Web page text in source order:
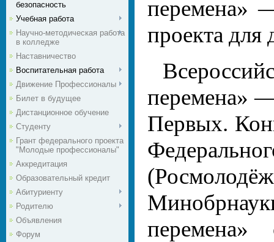
безопасность
Учебная работа
Научно-методическая работа
в колледже
Наставничество
Воспитательная работа
Движение Профессионалы
Билет в будущее
Дистанционное обучение
Студенту
Грант федерального проекта
"Молодые профессионалы"
Аккредитация
Образовательный кредит
Абитуриенту
Родителю
Объявления
Форум
перемена»
проекта для
перемена»
Первых.
перемена»